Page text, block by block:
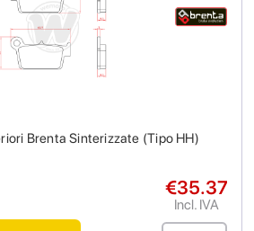
Brenta Sinterizzate (Tipo HH)
€35.37
Incl. IVA